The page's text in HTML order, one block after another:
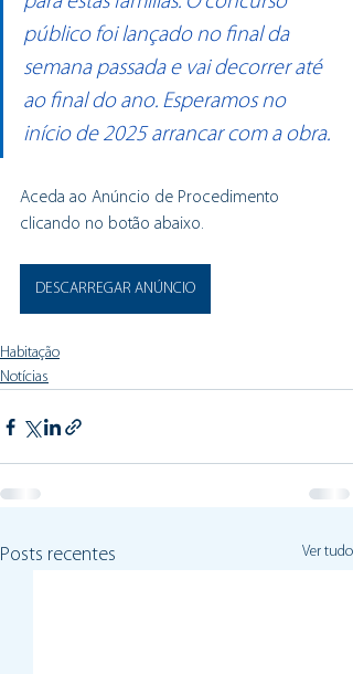
público foi lançado no final da
semana passada e vai decorrer até
ao final do ano. Esperamos no
início de 2025 arrancar com a obra.
Aceda ao Anúncio de Procedimento
clicando no botão abaixo.
DESCARREGAR ANÚNCIO
Habitação
Notícias
Posts recentes Ver tudo